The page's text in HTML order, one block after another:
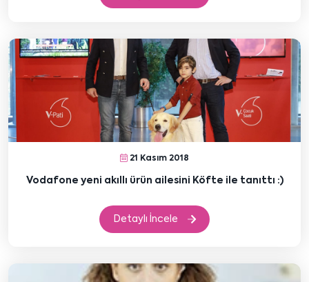
21 Kasım 2018
Vodafone yeni akıllı ürün ailesini Köfte ile tanıttı :)
Detaylı İncele